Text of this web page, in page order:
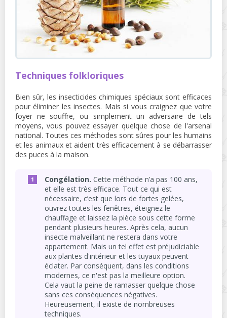
Techniques folkloriques
Bien sûr, les insecticides chimiques spéciaux sont efficaces
pour éliminer les insectes. Mais si vous craignez que votre
foyer ne souffre, ou simplement un adversaire de tels
moyens, vous pouvez essayer quelque chose de l'arsenal
national. Toutes ces méthodes sont sûres pour les humains
et les animaux et aident très efficacement à se débarrasser
des puces à la maison.
Congélation. Cette méthode n’a pas 100 ans,
et elle est très efficace. Tout ce qui est
nécessaire, c’est que lors de fortes gelées,
ouvrez toutes les fenêtres, éteignez le
chauffage et laissez la pièce sous cette forme
pendant plusieurs heures. Après cela, aucun
insecte malveillant ne restera dans votre
appartement. Mais un tel effet est préjudiciable
aux plantes d'intérieur et les tuyaux peuvent
éclater. Par conséquent, dans les conditions
modernes, ce n'est pas la meilleure option.
Cela vaut la peine de ramasser quelque chose
sans ces conséquences négatives.
Heureusement, il existe de nombreuses
techniques.